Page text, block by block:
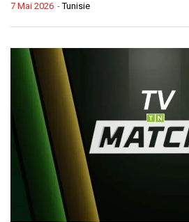
-Tunisie
7 Mai 2026